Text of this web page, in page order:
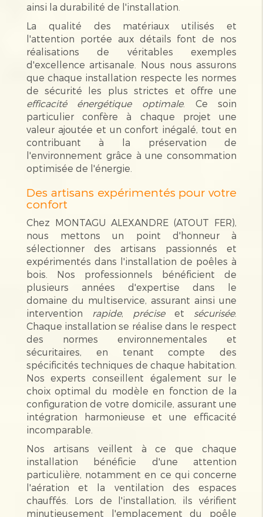
ainsi la durabilité de l'installation.
La qualité des matériaux utilisés et
l'attention portée aux détails font de nos
réalisations de véritables exemples
d'excellence artisanale. Nous nous assurons
que chaque installation respecte les normes
de sécurité les plus strictes et offre une
efficacité énergétique optimale. Ce soin
particulier confère à chaque projet une
valeur ajoutée et un confort inégalé, tout en
contribuant à la préservation de
l'environnement grâce à une consommation
optimisée de l'énergie.
Des artisans expérimentés pour votre
confort
Chez MONTAGU ALEXANDRE (ATOUT FER),
nous mettons un point d'honneur à
sélectionner des artisans passionnés et
expérimentés dans l'installation de poêles à
bois. Nos professionnels bénéficient de
plusieurs années d'expertise dans le
domaine du multiservice, assurant ainsi une
intervention
rapide, préciseet sécurisée.
Chaque installation se réalise dans le respect
des normes environnementales et
sécuritaires, en tenant compte des
spécificités techniques de chaque habitation.
Nos experts conseillent également sur le
choix optimal du modèle en fonction de la
configuration de votre domicile, assurant une
intégration harmonieuse et une efficacité
incomparable.
Nos artisans veillent à ce que chaque
installation bénéficie d'une attention
particulière, notamment en ce qui concerne
l'aération et la ventilation des espaces
chauffés. Lors de l'installation, ils vérifient
minutieusement l'emplacement du poêle